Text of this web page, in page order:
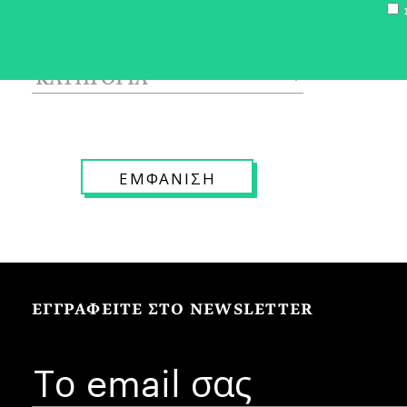
ΕΓΓΡΑΦΕΙΤΕ ΣΤΟ NEWSLETTER